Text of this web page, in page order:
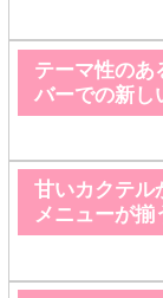
テーマ性のあ
バーでの新し
甘いカクテル
メニューが揃